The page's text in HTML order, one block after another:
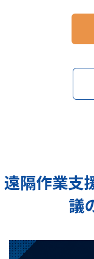
遠隔作業支
議